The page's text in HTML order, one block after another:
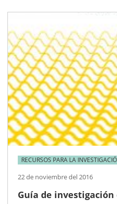
RECURSOS PARA LA
22 de noviembre del 2016
Guía de investigación